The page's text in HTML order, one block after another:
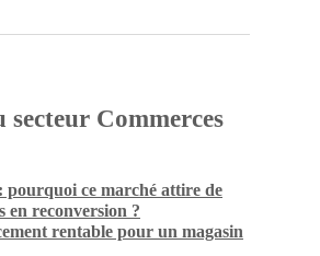
Commerces
pourquoi ce marché attire de
en reconversion ?
rentable pour un magasin